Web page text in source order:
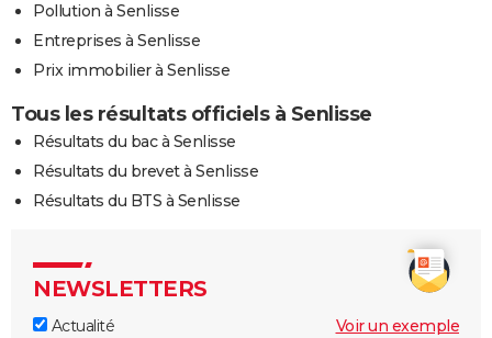
Pollution à Senlisse
Entreprises à Senlisse
Prix immobilier à Senlisse
Tous les résultats officiels à Senlisse
Résultats du bac à Senlisse
Résultats du brevet à Senlisse
Résultats du BTS à Senlisse
NEWSLETTERS
Actualité
Voir un exemple